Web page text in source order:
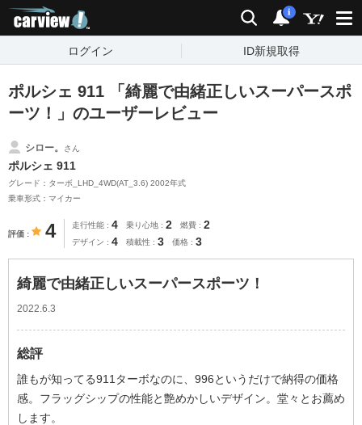
検索 通知
i
ログイン ID新規取得
ポルシェ 911 「綺麗で由緒正しいスーパースポ
ーツ！」のユーザーレビュー
シロー。 さん
ポルシェ 911
グレード：ターボ_LHD_4WD(AT_3.6) 2002年式
乗車形式：マイカー
評価 4 走行性能 4 乗り心地 2 燃費 2
デザイン 4 積載性 3 価格 3
綺麗で由緒正しいスーパースポーツ！
2022.6.3
総評
誰もが知ってる911ターボなのに、996というだけで納得の価格
感。フラッグシップの性能と艶めかしいデザイン。堂々とお薦め
します。